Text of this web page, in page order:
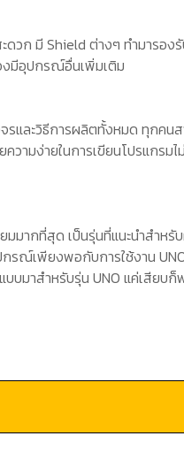
ะดวก มีShieldต่างๆ ทำมารอง
งมีอุปกรณ์อื่นเพิ่มเติม
รและวิธีการผลิตทั้งหมด ทุกค
วามง่ายในการเขียนโปรแกรม
มมากที่สุด เป็นรุ่นที่แนะนำสำห
รณ์เพียงพอกับการใช้งาน
บบมาสำหรับรุ่นUNOแค่เสียบก็